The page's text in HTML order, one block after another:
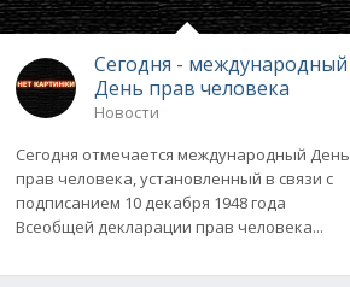
Сегодня - международный
День прав человека
Новости
Сегодня отмечается международный День
прав человека, установленный в связи с
подписанием 10 декабря 1948 года
Всеобщей декларации прав человека...